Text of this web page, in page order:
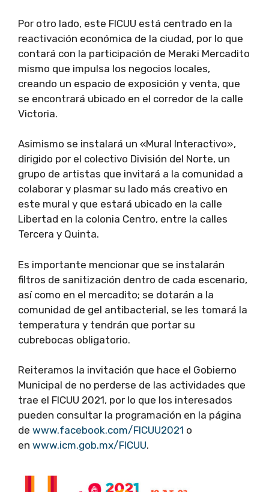
Por otro lado, este FICUU está centrado en la
reactivación económica de la ciudad, por lo que
contará con la participación de Meraki Mercadito
mismo que impulsa los negocios locales,
creando un espacio de exposición y venta, que
se encontrará ubicado en el corredor de la calle
Victoria.
Asimismo se instalará un «Mural Interactivo»,
dirigido por el colectivo División del Norte, un
grupo de artistas que invitará a la comunidad a
colaborar y plasmar su lado más creativo en
este mural y que estará ubicado en la calle
Libertad en la colonia Centro, entre la calles
Tercera y Quinta.
Es importante mencionar que se instalarán
filtros de sanitización dentro de cada escenario,
así como en el mercadito; se dotarán a la
comunidad de gel antibacterial, se les tomará la
temperatura y tendrán que portar su
cubrebocas obligatorio.
Reiteramos la invitación que hace el Gobierno
Municipal de no perderse de las actividades que
trae el FICUU 2021, por lo que los interesados
pueden consultar la programación en la página
de www.facebook.com/FICUU2021 o
en www.icm.gob.mx/FICUU.